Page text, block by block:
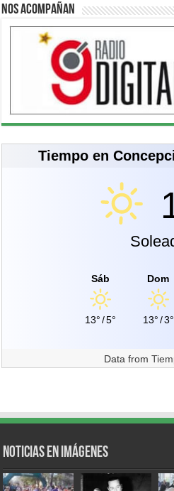
Nos acompañan
Tiempo en
Sáb
13°/5°
Dom
13°/3°
Data from
Noticias en Imágenes